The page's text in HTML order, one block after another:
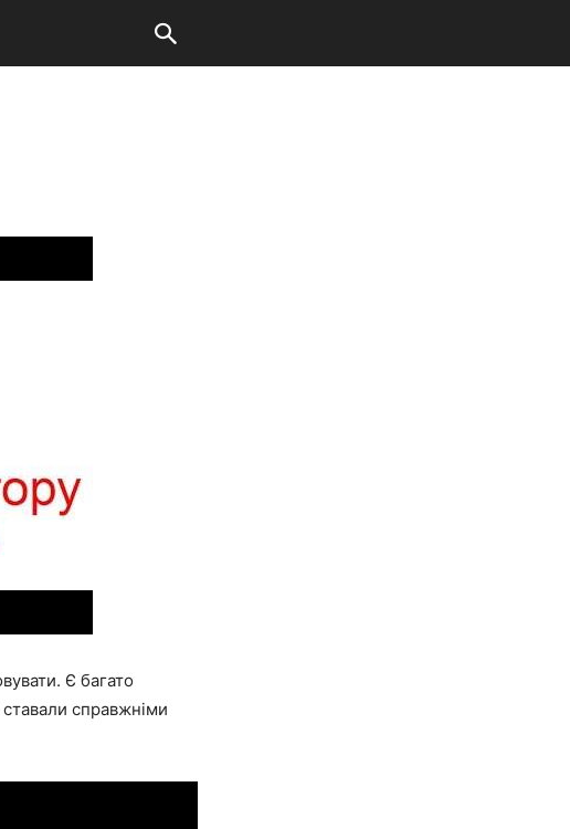
Є багато
справжніми